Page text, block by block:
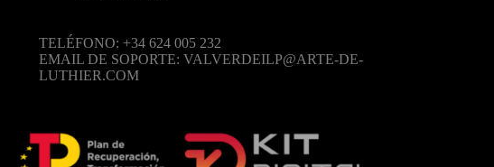
TELÉFONO: +34 624 005 232
EMAIL DE SOPORTE: VALVERDEILP@ARTE-DE-
LUTHIER.COM